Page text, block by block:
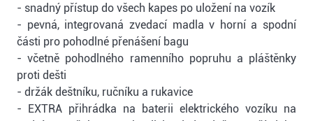
- snadný přístup do všech kapes po uložení na vozík
- pevná, integrovaná zvedací madla v horní a spodní
části pro pohodlné přenášení bagu
- včetně pohodlného ramenního popruhu a pláštěnky
proti dešti
- držák deštníku, ručníku a rukavice
- EXTRA přihrádka na baterii elektrického vozíku na